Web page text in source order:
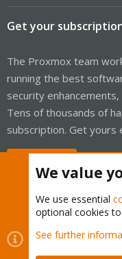
Get your
The Proxmox team
running the best
security
Tens of thousands of
subscription. Get yours
Cookies
Proxmox
Contact us
Terms and
We value
We use essential
optional cookies
See further